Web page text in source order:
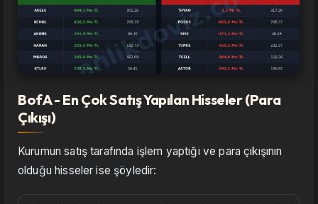
BofA - En Çok Satış Yapılan Hisseler (Para
Çıkışı)
Kurumun satış tarafında işlem yaptığı ve para çıkışının
olduğu hisseler ise şöyledir: